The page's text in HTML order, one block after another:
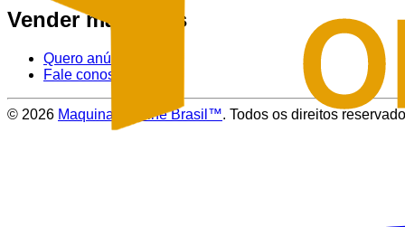
Vender máquinas
Quero anúnciar
Fale conosco
© 2026 Maquinas Online Brasil™. Todos os direitos